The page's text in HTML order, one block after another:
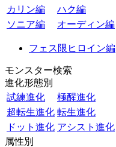
カリン編
ハク編
ソニア編
オーディン編
フェス限ヒロイン編
モンスター検索
進化形態別
試練進化
極醒進化
超転生進化 転生進化
ドット進化 アシスト進化
属性別